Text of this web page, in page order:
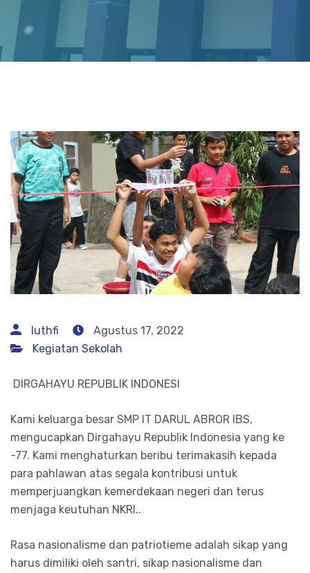
luthfi
Agustus 17, 2022
Kegiatan Sekolah
DIRGAHAYU REPUBLIK INDONESI
Kami keluarga besar SMP IT DARUL ABROR IBS,
mengucapkan Dirgahayu Republik Indonesia yang ke
-77. Kami menghaturkan beribu terimakasih kepada
para pahlawan atas segala kontribusi untuk
memperjuangkan kemerdekaan negeri dan terus
menjaga keutuhan NKRI..
Rasa nasionalisme dan patriotieme adalah sikap yang
harus dimiliki oleh santri, sikap nasionalisme dan